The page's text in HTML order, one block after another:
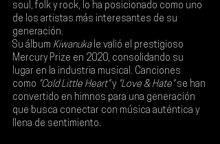
soul, folk y rock, lo ha posicionado como uno
de los artistas más interesantes de su
generación.
Su álbum Kiwanuka le valió el prestigioso
Mercury Prize en 2020, consolidando su
lugar en la industria musical. Canciones
como "Cold Little Heart" y "Love & Hate" se han
convertido en himnos para una generación
que busca conectar con música auténtica y
llena de sentimiento.